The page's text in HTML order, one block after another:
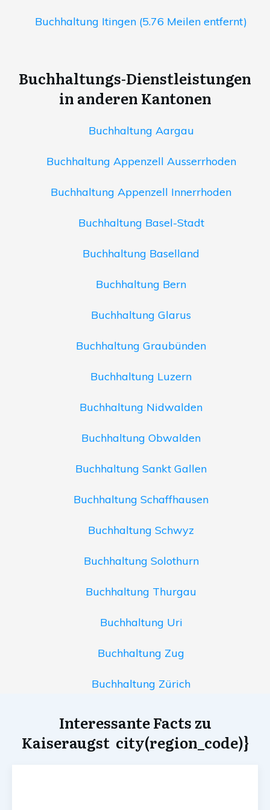
Buchhaltung Itingen (5.76 Meilen entfernt)
Buchhaltungs-Dienstleistungen
in anderen Kantonen
Buchhaltung Aargau
Buchhaltung Appenzell Ausserrhoden
Buchhaltung Appenzell Innerrhoden
Buchhaltung Basel-Stadt
Buchhaltung Baselland
Buchhaltung Bern
Buchhaltung Glarus
Buchhaltung Graubünden
Buchhaltung Luzern
Buchhaltung Nidwalden
Buchhaltung Obwalden
Buchhaltung Sankt Gallen
Buchhaltung Schaffhausen
Buchhaltung Schwyz
Buchhaltung Solothurn
Buchhaltung Thurgau
Buchhaltung Uri
Buchhaltung Zug
Buchhaltung Zürich
Interessante Facts zu
Kaiseraugst city(region_code)}